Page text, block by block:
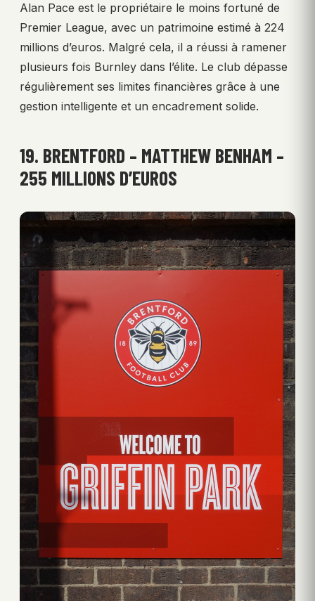
Alan Pace est le propriétaire le moins fortuné de
Premier League, avec un patrimoine estimé à 224
millions d’euros. Malgré cela, il a réussi à ramener
plusieurs fois Burnley dans l’élite. Le club dépasse
régulièrement ses limites financières grâce à une
gestion intelligente et un encadrement solide.
19. BRENTFORD – MATTHEW BENHAM –
255 MILLIONS D’EUROS